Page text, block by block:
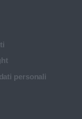
personali